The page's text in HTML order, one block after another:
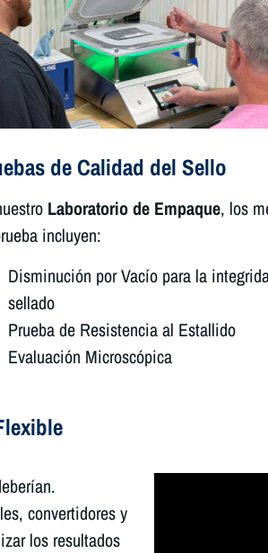
de Calidad del Sello
Laboratorio de Empaque, los
incluyen:
Disminución por Vacío para la
sellado
Prueba de Resistencia al Estallido
Evaluación Microscópica
convertidores y
los resultados